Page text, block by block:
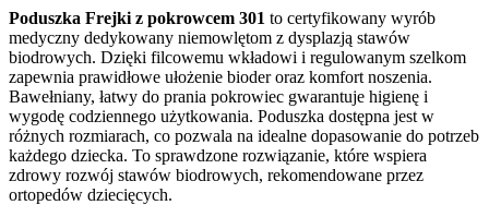
Poduszka Frejki z pokrowcem 301 to certyfikowany wyrób
medyczny dedykowany niemowlętom z dysplazją stawów
biodrowych. Dzięki filcowemu wkładowi i regulowanym szelkom
zapewnia prawidłowe ułożenie bioder oraz komfort noszenia.
Bawełniany, łatwy do prania pokrowiec gwarantuje higienę i
wygodę codziennego użytkowania. Poduszka dostępna jest w
różnych rozmiarach, co pozwala na idealne dopasowanie do potrzeb
każdego dziecka. To sprawdzone rozwiązanie, które wspiera
zdrowy rozwój stawów biodrowych, rekomendowane przez
ortopedów dziecięcych.